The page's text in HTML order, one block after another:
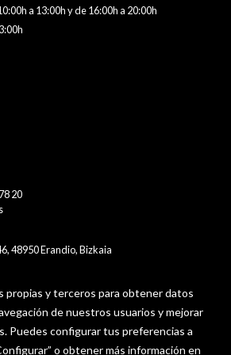
a 13:00h y de 16:00h a 20:00h
20
48950 Erandio, Bizkaia
propias y terceros para obtener datos
de nuestros usuarios y mejorar
Puedes configurar tus preferencias a
o obtener más información en